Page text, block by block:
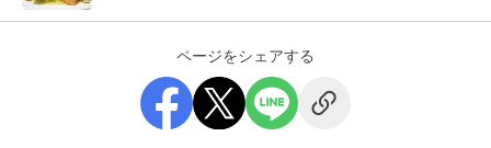
ページをシェアする